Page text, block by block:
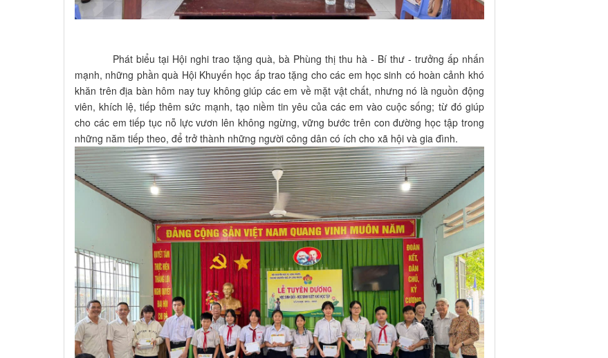
Phát biểu tại Hội nghi trao tặng quà, bà Phùng thị thu hà - Bí thư - trưởng ấp nhấn
mạnh, những phần quà Hội Khuyến học ấp trao tặng cho các em học sinh có hoàn cảnh khó
khăn trên địa bàn hôm nay tuy không giúp các em về mặt vật chất, nhưng nó là nguồn động
viên, khích lệ, tiếp thêm sức mạnh, tạo niềm tin yêu của các em vào cuộc sống; từ đó giúp
cho các em tiếp tục nỗ lực vươn lên không ngừng, vững bước trên con đường học tập trong
những năm tiếp theo, để trở thành những người công dân có ích cho xã hội và gia đình.